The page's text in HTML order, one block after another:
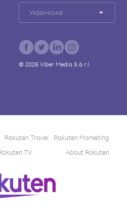
Українська
© 2026Viber Media S.à r.l.
Rakuten Travel
Rakuten Marketing
TV About Rakuten